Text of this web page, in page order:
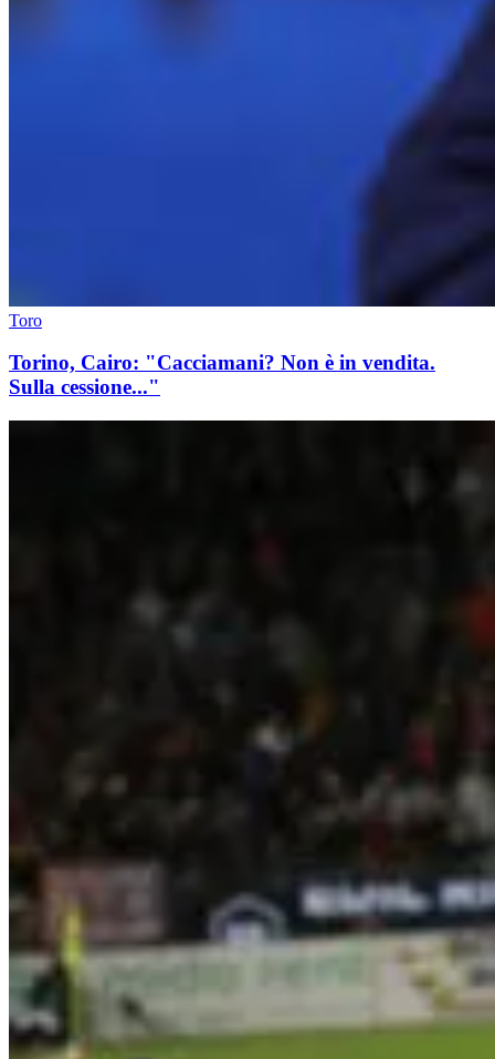
Toro
Torino, Cairo: "Cacciamani? Non è in vendita.
Sulla cessione..."